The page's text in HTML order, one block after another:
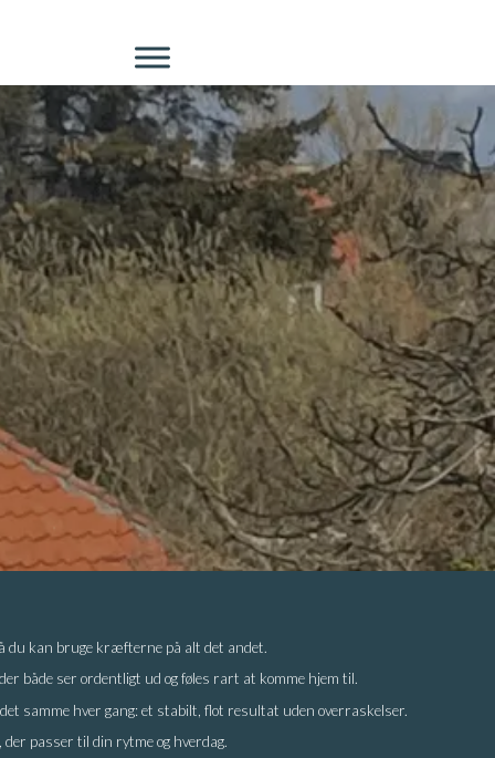
du kan bruge kræfterne på alt det andet.
både ser ordentligt ud og føles rart at komme hjem til.
samme hver gang: et stabilt, flot resultat uden overraskelser.
passer til din rytme og hverdag.